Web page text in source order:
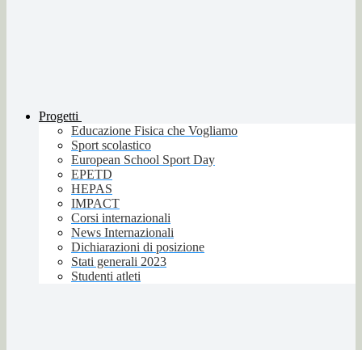
Progetti
Educazione Fisica che Vogliamo
Sport scolastico
European School Sport Day
EPETD
HEPAS
IMPACT
Corsi internazionali
News Internazionali
Dichiarazioni di posizione
Stati generali 2023
Studenti atleti